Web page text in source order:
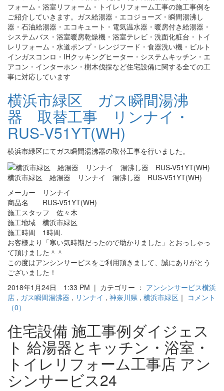
フォーム・浴室リフォーム・トイレリフォーム工事の施工事例を
ご紹介していきます。ガス給湯器・エコジョーズ・瞬間湯沸し
器・石油給湯器・エコキュート・電気温水器・暖房付き給湯器・
システムバス・浴室暖房乾燥機・浴室テレビ・洗面化粧台・トイ
レリフォーム・水道ポンプ・レンジフード・食器洗い機・ビルト
インガスコンロ・IHクッキングヒーター・システムキッチン・エ
アコン・インターホン・樹木伐採など住宅設備に関する全ての工
事に対応しています
横浜市緑区 ガス瞬間湯沸
器 取替工事 リンナイ・
RUS-V51YT(WH)
横浜市緑区にてガス瞬間湯沸器の取替工事を行いました。
横浜市緑区 給湯器 リンナイ 湯沸し器 RUS-V51YT(WH)
メーカー リンナイ
商品名 RUS-V51YT(WH)
施工スタッフ 佐々木
施工地域 横浜市緑区
施工時間 1時間.
お客様より「寒い気時期だったので助かりました」とおっしゃっ
て頂けました＾＾
この度はアンシンサービスをご利用頂きまして、誠にありがとう
ございました！
2018年1月24日 1:33 PM | カテゴリー ： アンシンサービス横浜
店 , ガス瞬間湯沸器 , リンナイ , 神奈川県 , 横浜市緑区 ｜ コメント
（0）
住宅設備 施工事例ダイジェス
ト 給湯器とキッチン・浴室・
トイレリフォーム工事店 アン
シンサービス24